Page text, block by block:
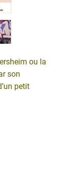
ou la
son
petit